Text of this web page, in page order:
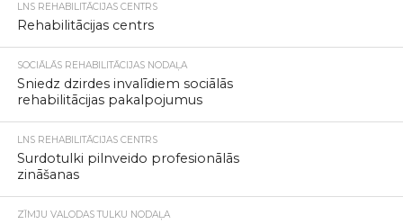
LNS REHABILITĀCIJAS CENTRS
Rehabilitācijas centrs
SOCIĀLĀS REHABILITĀCIJAS NODAĻA
Sniedz dzirdes invalīdiem sociālās
rehabilitācijas pakalpojumus
LNS REHABILITĀCIJAS CENTRS
Surdotulki pilnveido profesionālās
zināšanas
ZĪMJU VALODAS TULKU NODAĻA